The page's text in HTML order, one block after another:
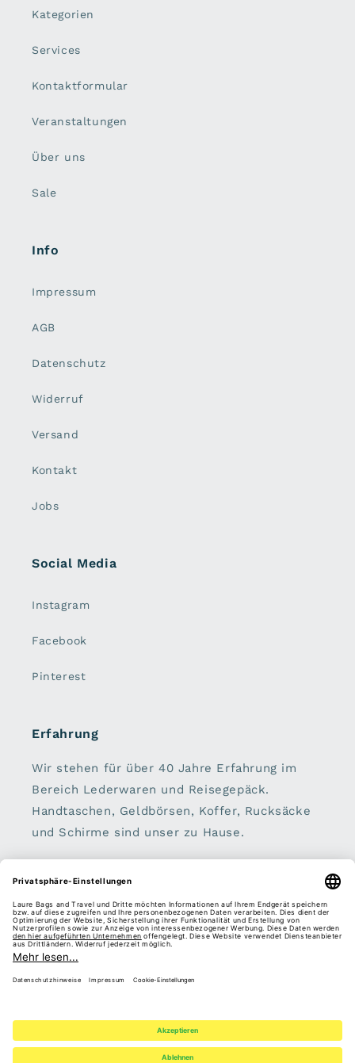
Kategorien
Services
Kontaktformular
Veranstaltungen
Über uns
Sale
Info
Impressum
AGB
Datenschutz
Widerruf
Versand
Kontakt
Jobs
Social Media
Instagram
Facebook
Pinterest
Erfahrung
Wir stehen für über 40 Jahre Erfahrung im
Bereich Lederwaren und Reisegepäck.
Handtaschen, Geldbörsen, Koffer, Rucksäcke
und Schirme sind unser zu Hause.
E-Mail
Zahlungsmethoden